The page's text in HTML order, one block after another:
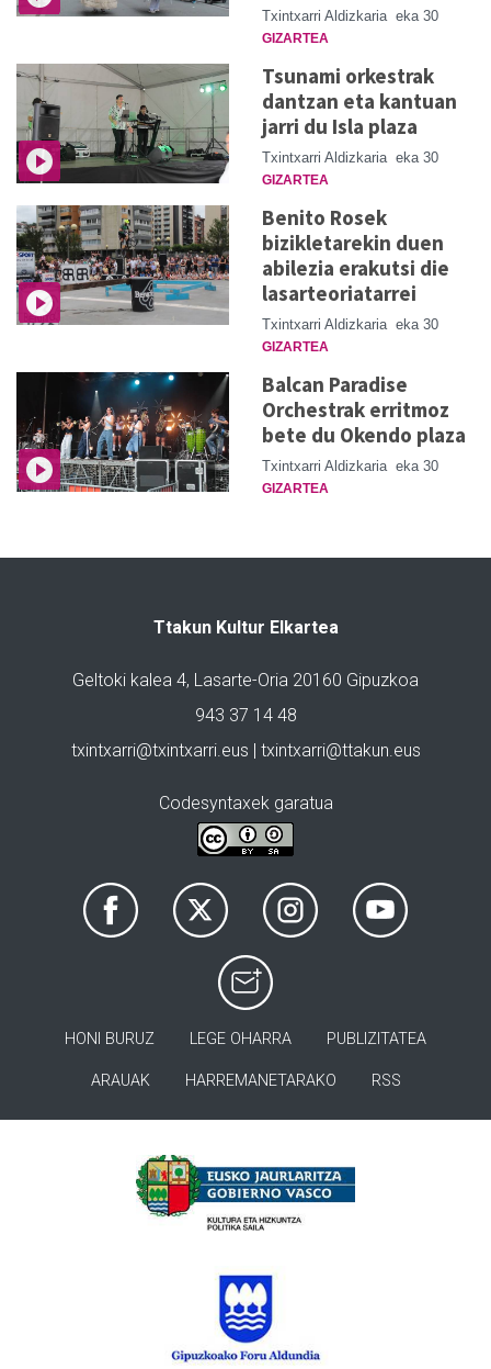
Txintxarri Aldizkaria eka 30
GIZARTEA
Tsunami orkestrak
dantzan eta kantuan
jarri du Isla plaza
Txintxarri Aldizkaria eka 30
GIZARTEA
Benito Rosek
bizikletarekin duen
abilezia erakutsi die
lasarteoriatarrei
Txintxarri Aldizkaria eka 30
GIZARTEA
Balcan Paradise
Orchestrak erritmoz
bete du Okendo plaza
Txintxarri Aldizkaria eka 30
GIZARTEA
Ttakun Kultur Elkartea
Geltoki kalea 4, Lasarte-Oria 20160 Gipuzkoa
943 37 14 48
txintxarri@txintxarri.eus | txintxarri@ttakun.eus
Codesyntaxek garatua
HONI BURUZ LEGE OHARRA PUBLIZITATEA
ARAUAK HARREMANETARAKO RSS